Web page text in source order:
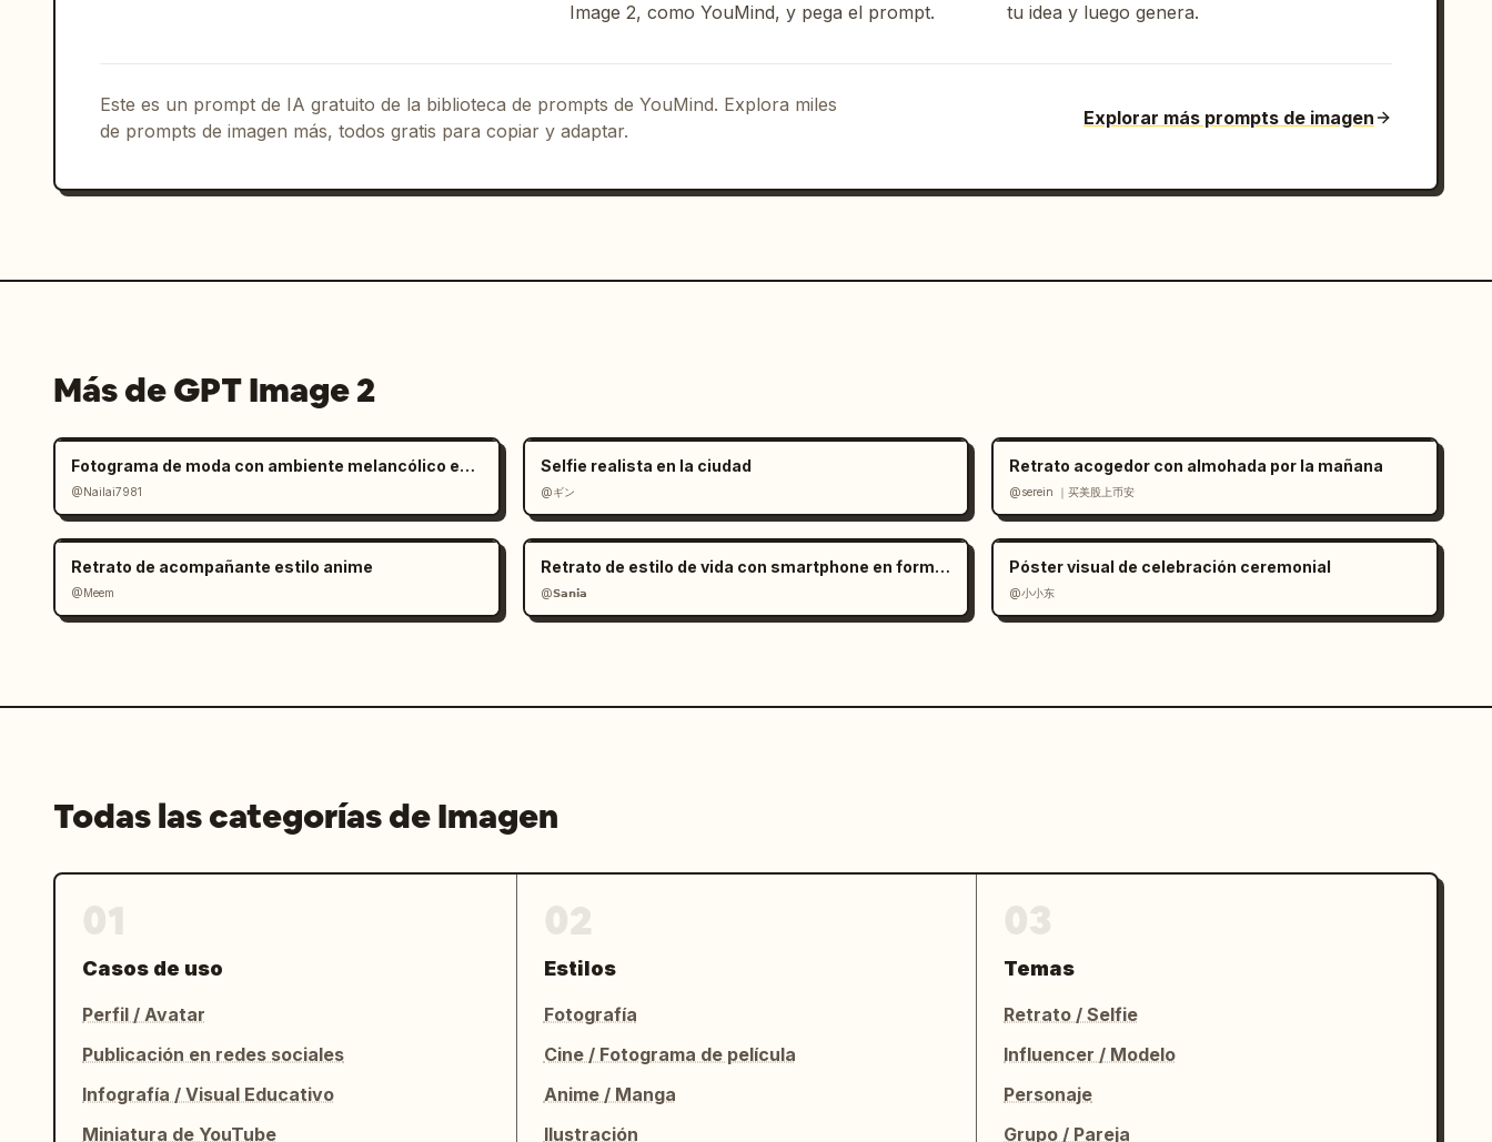
Image 2, como YouMind, y pega el prompt.
tu idea y luego genera.
Este es un prompt de IA gratuito de la biblioteca de prompts de YouMind. Explora miles
de prompts de imagen más, todos gratis para copiar y adaptar.
Explorar más prompts de imagen
Más de GPT Image 2
Fotograma de moda con ambiente melancólico en salar
@Nailai7981
Selfie realista en la ciudad
@ギン
Retrato acogedor con almohada por la mañana
@serein ｜买美股上币安
Retrato de acompañante estilo anime
@Meem
Retrato de estilo de vida con smartphone en formato RAW
@𝗦𝗮𝗻𝗶𝗮
Póster visual de celebración ceremonial
@小小东
Todas las categorías de Imagen
Casos de uso
Perfil / Avatar
Publicación en redes sociales
Infografía / Visual Educativo
Miniatura de YouTube
Estilos
Fotografía
Cine / Fotograma de película
Anime / Manga
Ilustración
Temas
Retrato / Selfie
Influencer / Modelo
Personaje
Grupo / Pareja